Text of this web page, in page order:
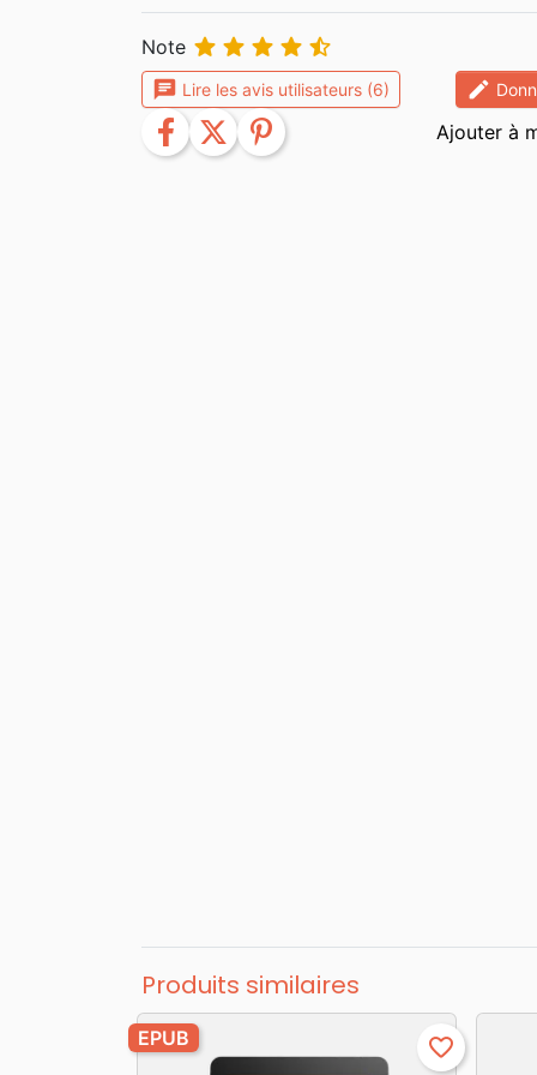
Note     
chat Lire les avis utilisateurs (6) edit
facebook twitter pinterest
Produits similaires
EPUB favorite_border